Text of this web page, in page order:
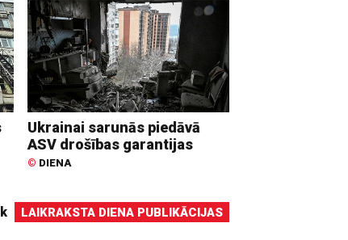
Ukrainai sarunās piedāvā
ASV drošības garantijas
© DIENA
LAIKRAKSTA DIENA PUBLIKĀCIJAS